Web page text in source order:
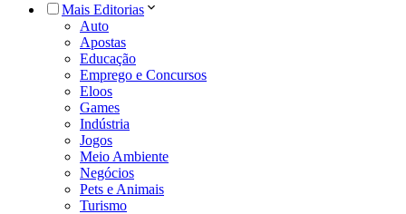
Mais Editorias
Auto
Apostas
Educação
Emprego e Concursos
Eloos
Games
Indústria
Jogos
Meio Ambiente
Negócios
Pets e Animais
Turismo